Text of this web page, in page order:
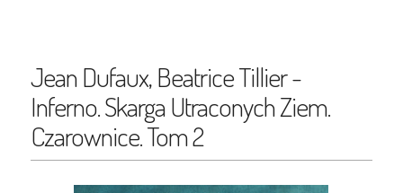
Jean Dufaux, Beatrice Tillier -
Inferno. Skarga Utraconych Ziem.
Czarownice. Tom 2